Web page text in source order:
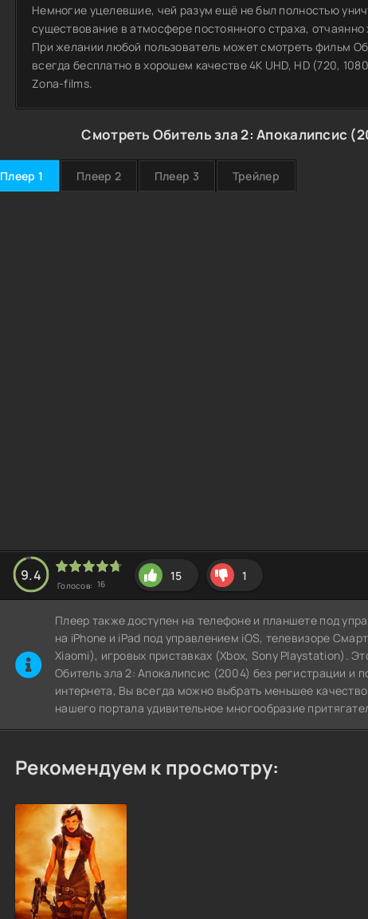
Немногие уцелевшие, чей разум ещё не был полностью
существование в атмосфере постоянного страха,
При желании любой пользователь может смотреть фильм
всегда бесплатно в хорошем качестве 4K UHD, HD (720,
Zona-films.
Смотреть Обитель зла 2: Апокалипсис
Плеер 1 Плеер 2 Плеер 3 Трейлер
9.4
Голосов: 16
15 1
Плеер также доступен на телефоне и планшете под
на iPhone и iPad под управлением iOS, телевизоре
Xiaomi), игровых приставках (Xbox, Sony Playstation).
Обитель зла 2: Апокалипсис (2004) без регистрации и
интернета, Вы всегда можно выбрать меньшее
нашего портала удивительное многообразие
Рекомендуем к просмотру: